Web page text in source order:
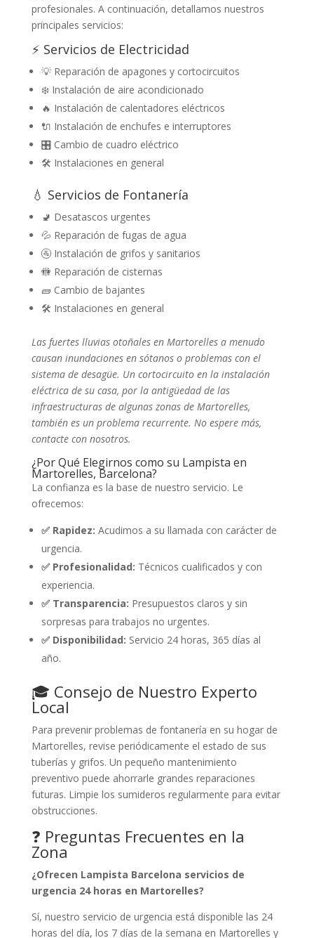
profesionales. A continuación, detallamos nuestros
principales servicios:
⚡ Servicios de Electricidad
💡 Reparación de apagones y cortocircuitos
❄️ Instalación de aire acondicionado
🔥 Instalación de calentadores eléctricos
🔌 Instalación de enchufes e interruptores
🎛️ Cambio de cuadro eléctrico
🛠️ Instalaciones en general
💧 Servicios de Fontanería
🚽 Desatascos urgentes
💦 Reparación de fugas de agua
🚰 Instalación de grifos y sanitarios
🚻 Reparación de cisternas
🧱 Cambio de bajantes
🛠️ Instalaciones en general
Las fuertes lluvias otoñales en Martorelles a menudo
causan inundaciones en sótanos o problemas con el
sistema de desagüe. Un cortocircuito en la instalación
eléctrica de su casa, por la antigüedad de las
infraestructuras de algunas zonas de Martorelles,
también es un problema recurrente. No espere más,
contacte con nosotros.
¿Por Qué Elegirnos como su Lampista en
Martorelles, Barcelona?
La confianza es la base de nuestro servicio. Le
ofrecemos:
✅ Rapidez: Acudimos a su llamada con carácter de
urgencia.
✅ Profesionalidad: Técnicos cualificados y con
experiencia.
✅ Transparencia: Presupuestos claros y sin
sorpresas para trabajos no urgentes.
✅ Disponibilidad: Servicio 24 horas, 365 días al
año.
🎓 Consejo de Nuestro Experto
Local
Para prevenir problemas de fontanería en su hogar de
Martorelles, revise periódicamente el estado de sus
tuberías y grifos. Un pequeño mantenimiento
preventivo puede ahorrarle grandes reparaciones
futuras. Limpie los sumideros regularmente para evitar
obstrucciones.
❓ Preguntas Frecuentes en la
Zona
¿Ofrecen Lampista Barcelona servicios de
urgencia 24 horas en Martorelles?
Sí, nuestro servicio de urgencia está disponible las 24
horas del día, los 7 días de la semana en Martorelles y